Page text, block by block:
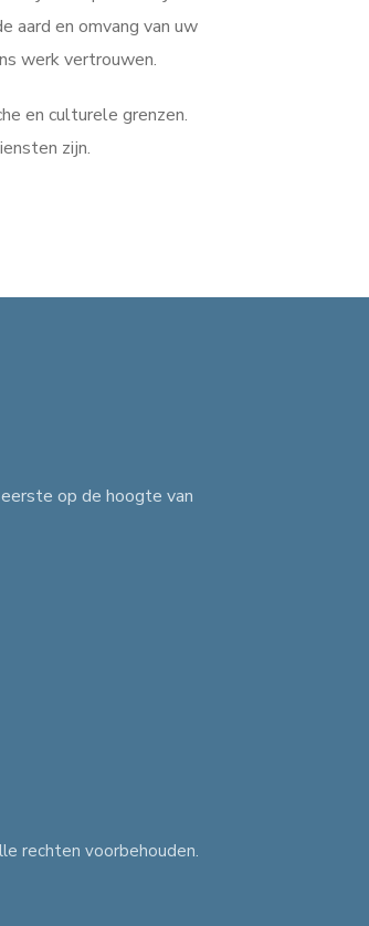
aard en omvang van uw
werk vertrouwen.
en culturele grenzen.
zijn.
op de hoogte van
rechten voorbehouden.